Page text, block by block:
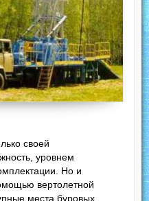
своей
уровнем
Но и
вертолетной
места буровых